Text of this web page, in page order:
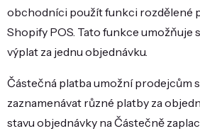
obchodníci použít funkci rozdělené
Shopify POS. Tato funkce umožňuje
výplat za jednu objednávku.
Částečná platba umožní prodejcům
zaznamenávat různé platby za
stavu objednávky na Částečně